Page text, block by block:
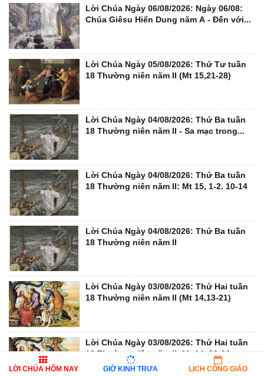
Lời Chúa Ngày 06/08/2026: Ngày 06/08:
Chúa Giêsu Hiển Dung năm A - Đến với...
Lời Chúa Ngày 05/08/2026: Thứ Tư tuần
18 Thường niên năm II (Mt 15,21-28)
Lời Chúa Ngày 04/08/2026: Thứ Ba tuần
18 Thường niên năm II - Sa mạc trong...
Lời Chúa Ngày 04/08/2026: Thứ Ba tuần
18 Thường niên năm II: Mt 15, 1-2. 10-14
Lời Chúa Ngày 04/08/2026: Thứ Ba tuần
18 Thường niên năm II
Lời Chúa Ngày 03/08/2026: Thứ Hai tuần
18 Thường niên năm II (Mt 14,13-21)
Lời Chúa Ngày 03/08/2026: Thứ Hai tuần
18 Thường niên năm II: Mt 14, 22-36
LỜI CHÚA HÔM NAY GIỜ KINH TRƯA LỊCH CÔNG GIÁO